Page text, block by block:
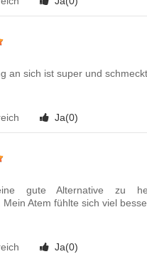
an sich ist super und
Ja(0)
gute Alternative zu
Atem fühlte sich viel
Ja(0)